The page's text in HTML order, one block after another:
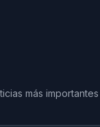
más